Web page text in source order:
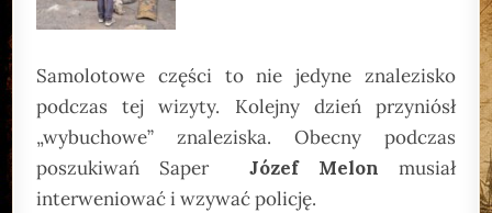
Samolotowe części to nie jedyne znalezisko
podczas tej wizyty. Kolejny dzień przyniósł
„wybuchowe” znaleziska. Obecny podczas
poszukiwań Saper Józef Melon musiał
interweniować i wzywać policję.